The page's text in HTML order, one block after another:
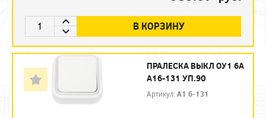
В КОРЗИНУ
ПРАЛЕСКА ВЫКЛ ОУ1 6А
А16-131 УП.90
Артикул:А1 6-131